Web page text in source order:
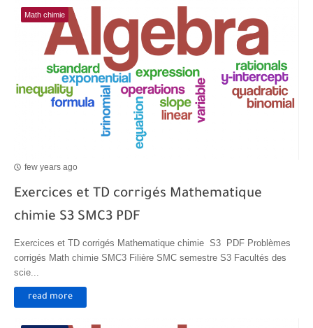
Math chimie
few years ago
Exercices et TD corrigés Mathematique
chimie S3 SMC3 PDF
Exercices et TD corrigés Mathematique chimie S3 PDF Problèmes
corrigés Math chimie SMC3 Filière SMC semestre S3 Facultés des
scie...
read more